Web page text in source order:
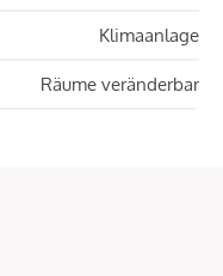
Klimaanlage
Räume veränderbar